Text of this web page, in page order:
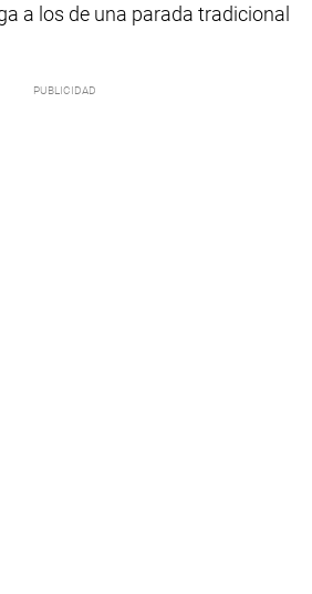
a los de una parada tradicional